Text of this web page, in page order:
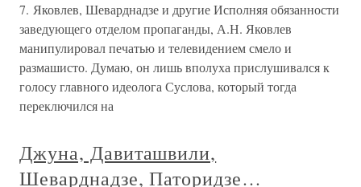
7. Яковлев, Шеварднадзе и другие Исполняя обязанности
заведующего отделом пропаганды, А.Н. Яковлев
манипулировал печатью и телевидением смело и
размашисто. Думаю, он лишь вполуха прислушивался к
голосу главного идеолога Суслова, который тогда
переключился на
Джуна, Давиташвили,
Шеварднадзе, Паторидзе…